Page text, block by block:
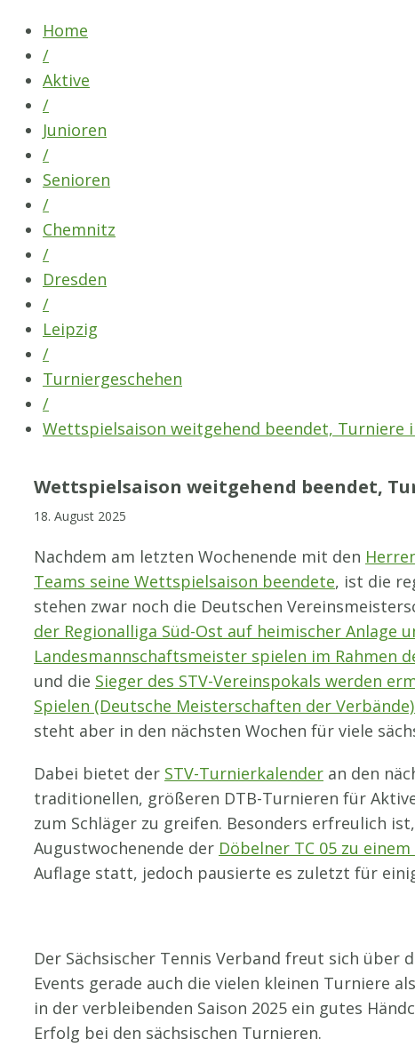
content
Home
/
Aktive
/
Junioren
/
Senioren
/
Chemnitz
/
Dresden
/
Leipzig
/
Turniergeschehen
/
Wettspielsaison weitgehend beendet, Turniere
Wettspielsaison weitgehend beendet,
18. August 2025
Nachdem am letzten Wochenende mit den
Teams seine Wettspielsaison beendete, ist die
stehen zwar noch die Deutschen
der Regionalliga Süd-Ost auf heimischer Anlage
Landesmannschaftsmeister spielen im Rahmen
und die Sieger des STV-Vereinspokals werden
Spielen (Deutsche Meisterschaften der
steht aber in den nächsten Wochen für viele
Dabei bietet der STV-Turnierkalender an den
traditionellen, größeren DTB-Turnieren für
zum Schläger zu greifen. Besonders erfreulich
Augustwochenende der Döbelner TC 05 zu
Auflage statt, jedoch pausierte es zuletzt für
Der Sächsischer Tennis Verband freut sich
Events gerade auch die vielen kleinen Turniere
in der verbleibenden Saison 2025 ein gutes
Erfolg bei den sächsischen Turnieren.